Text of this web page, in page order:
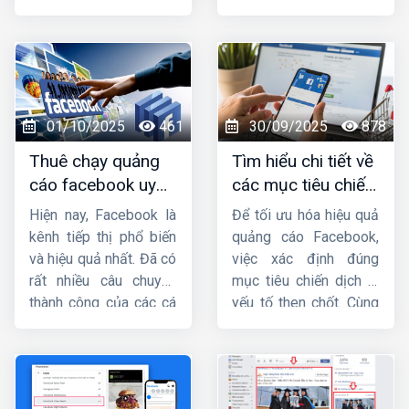
sẽ cung cấp cho bạn
cách vào trình quản
lý quảng cáo trên
Facebookbằng điện
thoại, máy tính một
cách nhanh chóng.
hiểu
những lưu ý khi
chạy quảng cáo
facebooknhé !
01/10/2025
461
Thuê chạy quảng
cáo facebook uy
tín, chuyên nghiệp,
hiệu quả ở đâu ?
Hiện nay, Facebook là
kênh tiếp thị phổ biến
và hiệu quả nhất. Đã có
rất nhiều câu chuyện
thành công của các cá
lợi hại này. Facebook
luôn mở ra những cơ
30/09/2025 878
Tìm hiểu chi tiết về
các mục tiêu chiến
dịch quảng cáo
facebook
Để tối ưu hóa hiệu quả
quảng cáo Facebook,
việc xác định đúng
mục tiêu chiến dịch là
yếu tố then chốt. Cùng
tiêu chiến dịch quảng
cáo facebooktrong